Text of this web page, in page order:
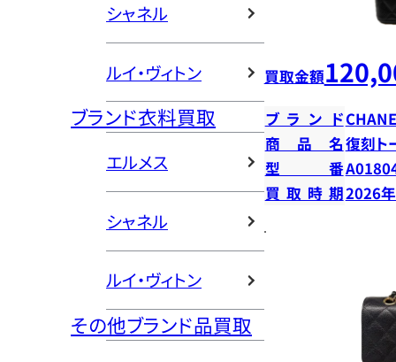
シャネル
ルイ・ヴィトン
ブランド衣料買取
エルメス
シャネル
ルイ・ヴィトン
その他ブランド品買取
買取金額
ブランド
商品名復刻ト
型番
買取時期2026